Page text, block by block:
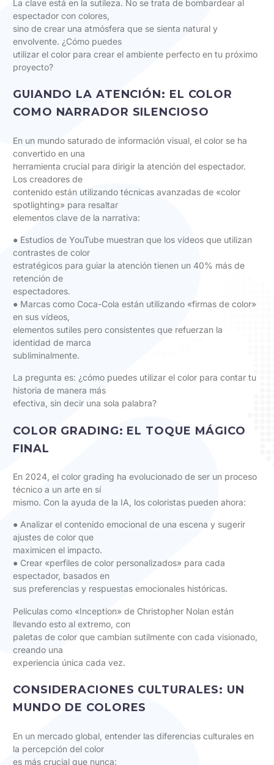
La clave está en la sutileza. No se trata de bombardear al
espectador con colores,
sino de crear una atmósfera que se sienta natural y
envolvente. ¿Cómo puedes
utilizar el color para crear el ambiente perfecto en tu próximo
proyecto?
GUIANDO LA ATENCIÓN: EL COLOR
COMO NARRADOR SILENCIOSO
En un mundo saturado de información visual, el color se ha
convertido en una
herramienta crucial para dirigir la atención del espectador.
Los creadores de
contenido están utilizando técnicas avanzadas de «color
spotlighting» para resaltar
elementos clave de la narrativa:
● Estudios de YouTube muestran que los vídeos que utilizan
contrastes de color
estratégicos para guiar la atención tienen un 40% más de
retención de
espectadores.
● Marcas como Coca-Cola están utilizando «firmas de color»
en sus vídeos,
elementos sutiles pero consistentes que refuerzan la
identidad de marca
subliminalmente.
La pregunta es: ¿cómo puedes utilizar el color para contar tu
historia de manera más
efectiva, sin decir una sola palabra?
COLOR GRADING: EL TOQUE MÁGICO
FINAL
En 2024, el color grading ha evolucionado de ser un proceso
técnico a un arte en sí
mismo. Con la ayuda de la IA, los coloristas pueden ahora:
● Analizar el contenido emocional de una escena y sugerir
ajustes de color que
maximicen el impacto.
● Crear «perfiles de color personalizados» para cada
espectador, basados en
sus preferencias y respuestas emocionales históricas.
Películas como «Inception» de Christopher Nolan están
llevando esto al extremo, con
paletas de color que cambian sutilmente con cada visionado,
creando una
experiencia única cada vez.
CONSIDERACIONES CULTURALES: UN
MUNDO DE COLORES
En un mercado global, entender las diferencias culturales en
la percepción del color
es más crucial que nunca: